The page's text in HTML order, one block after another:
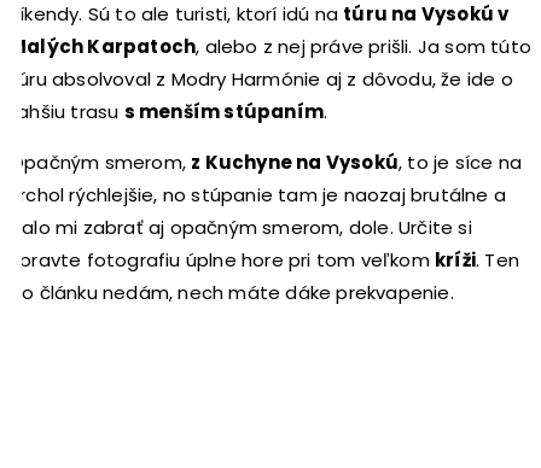
víkendy. Sú to ale turisti, ktorí idú na túru na Vysokú v
Malých Karpatoch, alebo z nej práve prišli. Ja som túto
túru absolvoval z Modry Harmónie aj z dôvodu, že ide o
ľahšiu trasu s menším stúpaním.
Opačným smerom, z Kuchyne na Vysokú, to je síce na
vrchol rýchlejšie, no stúpanie tam je naozaj brutálne a
dalo mi zabrať aj opačným smerom, dole. Určite si
spravte fotografiu úplne hore pri tom veľkom kríži. Ten
do článku nedám, nech máte dáke prekvapenie.